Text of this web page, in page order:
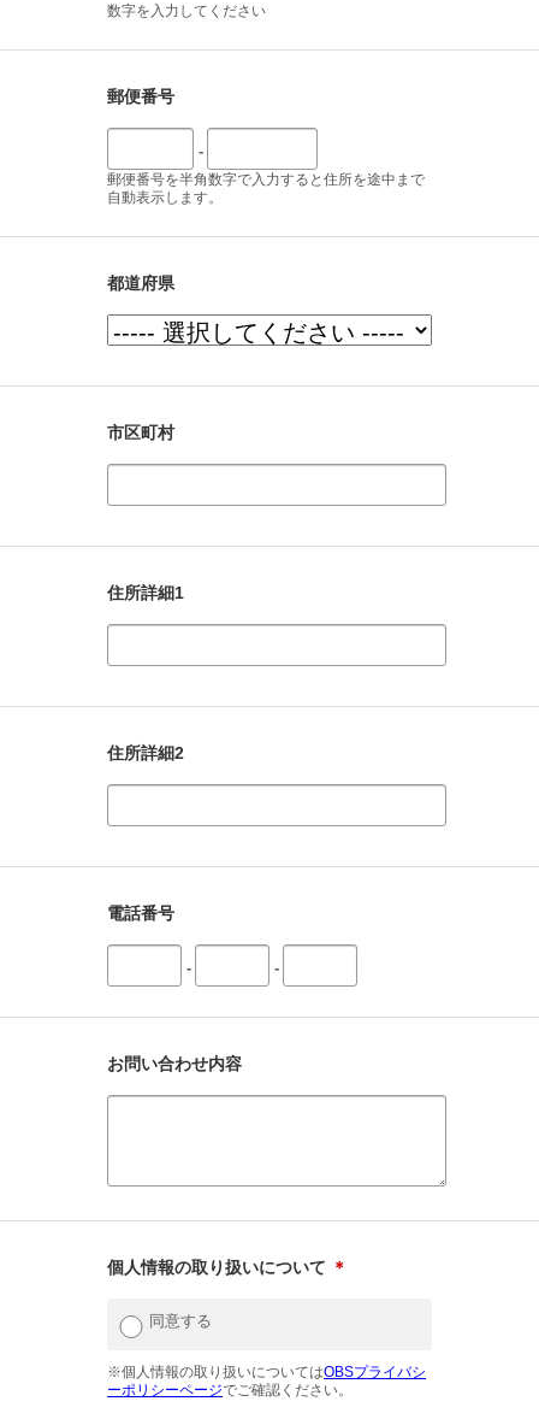
数字を入力してください
郵便番号
-
郵便番号を半角数字で入力すると住所を途中まで
自動表示します。
都道府県
市区町村
住所詳細1
住所詳細2
電話番号
- -
お問い合わせ内容
個人情報の取り扱いについて ＊
同意する
※個人情報の取り扱いについてはOBSプライバシ
ーポリシーページでご確認ください。